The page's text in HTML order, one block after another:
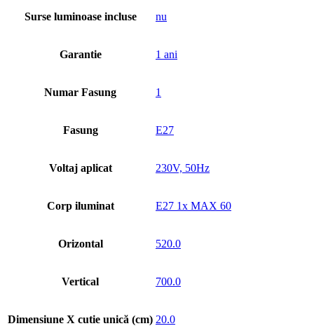
Surse luminoase incluse nu
Garantie 1 ani
Numar Fasung 1
Fasung E27
Voltaj aplicat 230V, 50Hz
Corp iluminat E27 1x MAX 60
Orizontal 520.0
Vertical 700.0
Dimensiune X cutie unică (cm) 20.0